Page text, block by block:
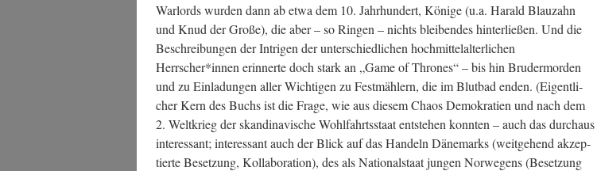
War­lords wur­den dann ab etwa dem 10. Jahr­hun­dert, Köni­ge (u.a. Harald Blau­zahn
und Knud der Gro­ße), die aber – so Rin­gen – nichts blei­ben­des hin­ter­lie­ßen. Und die
Beschrei­bun­gen der Intri­gen der unter­schied­li­chen hoch­mit­tel­al­ter­li­chen
Herrscher*innen erin­ner­te doch stark an „Game of Thro­nes“ – bis hin Bru­der­mor­den
und zu Ein­la­dun­gen aller Wich­ti­gen zu Fest­mäh­lern, die im Blut­bad enden. (Eigent­li­
cher Kern des Buchs ist die Fra­ge, wie aus die­sem Cha­os Demo­kra­tien und nach dem
2. Welt­krieg der skan­di­na­vi­sche Wohl­fahrts­staat ent­ste­hen konn­ten – auch das durch­aus
inter­es­sant; inter­es­sant auch der Blick auf das Han­deln Däne­marks (weit­ge­hend akzep­
tier­te Beset­zung, Kol­la­bo­ra­ti­on), des als Natio­nal­staat jun­gen Nor­we­gens (Beset­zung